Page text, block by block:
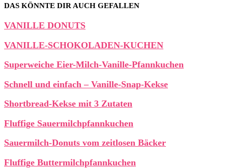
DAS KÖNNTE DIR AUCH GEFALLEN
VANILLE DONUTS
VANILLE-SCHOKOLADEN-KUCHEN
Superweiche Eier-Milch-Vanille-Pfannkuchen
Schnell und einfach – Vanille-Snap-Kekse
Shortbread-Kekse mit 3 Zutaten
Fluffige Sauermilchpfannkuchen
Sauermilch-Donuts vom zeitlosen Bäcker
Fluffige Buttermilchpfannkuchen